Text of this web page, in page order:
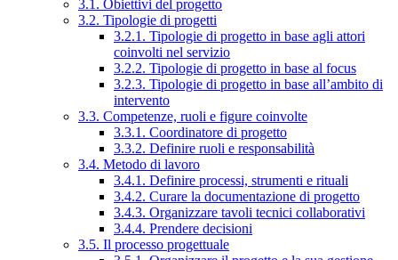
3.1. Obiettivi del progetto
3.2. Tipologie di progetti
3.2.1. Tipologie di progetto in base agli attori
coinvolti nel servizio
3.2.2. Tipologie di progetto in base al focus
3.2.3. Tipologie di progetto in base all’ambito di
intervento
3.3. Competenze, ruoli e figure coinvolte
3.3.1. Coordinatore di progetto
3.3.2. Definire ruoli e responsabilità
3.4. Metodo di lavoro
3.4.1. Definire processi, strumenti e rituali
3.4.2. Curare la documentazione di progetto
3.4.3. Organizzare tavoli tecnici collaborativi
3.4.4. Prendere decisioni
3.5. Il processo progettuale